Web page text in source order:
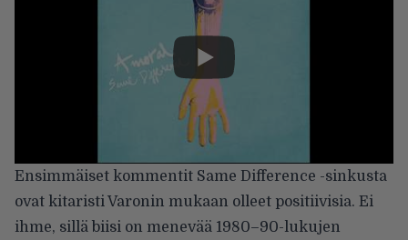
Ensimmäiset kommentit Same Difference -sinkusta
ovat kitaristi Varonin mukaan olleet positiivisia. Ei
ihme, sillä biisi on menevää 1980–90-lukujen